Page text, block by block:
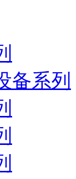
备系列